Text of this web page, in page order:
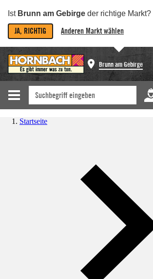
Ist Brunn am Gebirge der richtige Markt?
JA, RICHTIG Anderen Markt wählen
Brunn am Gebirge
Startseite